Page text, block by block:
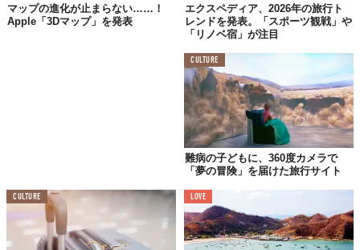
マップの進化が止まらない……！
Apple「3Dマップ」を発表
エクスペディア、2026年の旅行ト
レンドを発表。「スポーツ観戦」や
「リノベ宿」が注目
CULTURE
難病の子どもに、360度カメラで
「夢の冒険」を届けた旅行サイト
CULTURE LOVE